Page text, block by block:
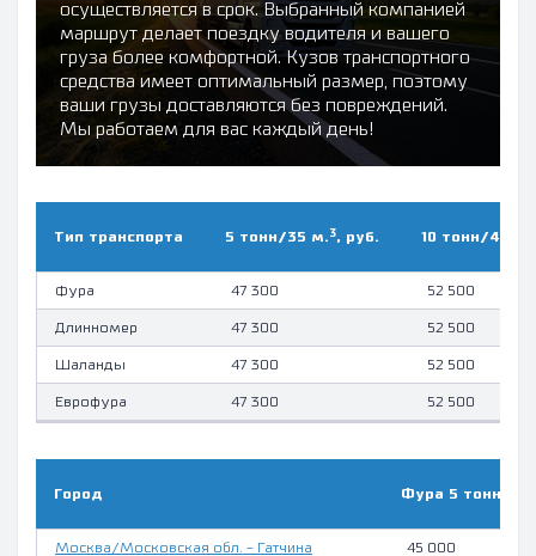
осуществляется в срок. Выбранный компанией
маршрут делает поездку водителя и вашего
груза более комфортной. Кузов транспортного
средства имеет оптимальный размер, поэтому
ваши грузы доставляются без повреждений.
Мы работаем для вас каждый день!
Тип транcпорта 5 тонн/35 м. 3, руб. 10 тонн/45 м.
Фура 47 300 52 500
Длинномер 47 300 52 500
Шаланды 47 300 52 500
Еврофура 47 300 52 500
Город Фура 5 тонн,
Москва/Московская обл. - Гатчина 45 000